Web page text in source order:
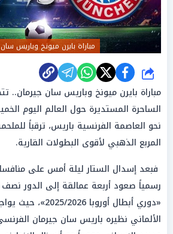
مباراة بايرن ميونخ وباريس
شارك
مباراة بايرن ميونخ وباريس سان جيرمان..
نحو العاصمة الفرنسية باريس، ترقباً
المربع الذهبي لأقوى البطولات القارية.
فبعد إسدال الستار ليلة أمس على
رسمياً صعود أربعة عمالقة إلى الدور
«دوري أبطال أوروبا
الألماني نظيره باريس سان جيرمان